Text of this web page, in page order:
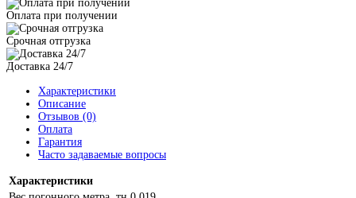
Оплата при получении
Срочная отгрузка
Доставка 24/7
Характеристики
Описание
Отзывов (0)
Оплата
Гарантия
Часто задаваемые вопросы
Характеристики